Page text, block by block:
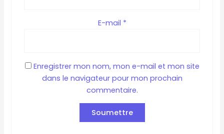
E-mail *
Enregistrer mon nom, mon e-mail et mon site
dans le navigateur pour mon prochain
commentaire.